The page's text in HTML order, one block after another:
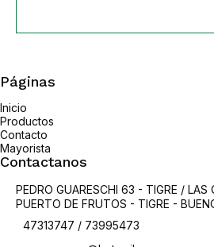
Páginas
Inicio
Productos
Contacto
Mayorista
Contactanos
PEDRO GUARESCHI 63 - TIGRE / LAS
PUERTO DE FRUTOS - TIGRE -
47313747 / 73995473